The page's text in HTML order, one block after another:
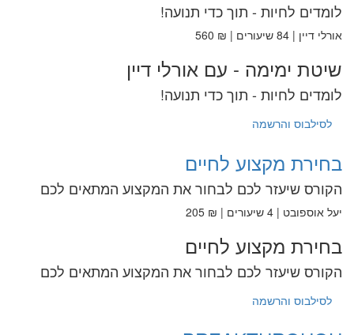
לומדים לחיות - תוך כדי תנועה!
אורלי דיין | 84 שיעורים | ₪ 560
שיטת ימימה - עם אורלי דיין
לומדים לחיות - תוך כדי תנועה!
לסילבוס והרשמה
בחירת מקצוע לחיים
הקורס שיעזר לכם לבחור את המקצוע המתאים לכם
יעל אוספובט | 4 שיעורים | ₪ 205
בחירת מקצוע לחיים
הקורס שיעזר לכם לבחור את המקצוע המתאים לכם
לסילבוס והרשמה